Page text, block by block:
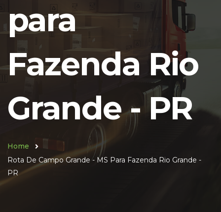
para
Fazenda Rio
Grande - PR
Home
Rota De Campo Grande - MS Para Fazenda Rio Grande -
PR